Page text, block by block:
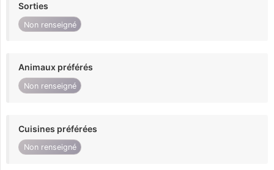
Sorties
Non renseigné
Animaux préférés
Non renseigné
Cuisines préférées
Non renseigné